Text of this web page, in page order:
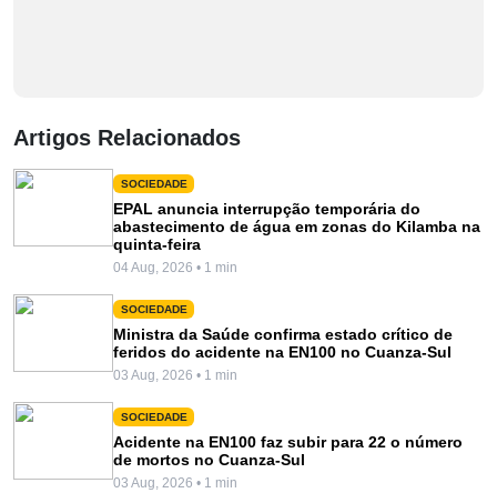
Artigos Relacionados
SOCIEDADE
EPAL anuncia interrupção temporária do
abastecimento de água em zonas do Kilamba na
quinta-feira
04 Aug, 2026 • 1 min
SOCIEDADE
Ministra da Saúde confirma estado crítico de
feridos do acidente na EN100 no Cuanza-Sul
03 Aug, 2026 • 1 min
SOCIEDADE
Acidente na EN100 faz subir para 22 o número
de mortos no Cuanza-Sul
03 Aug, 2026 • 1 min